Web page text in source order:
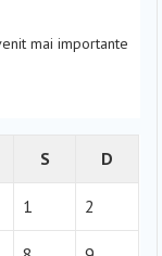
mai importante
S D
1 2